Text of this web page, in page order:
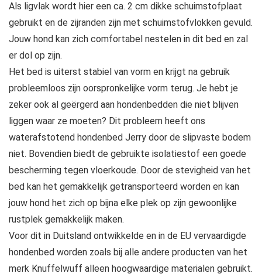
Als ligvlak wordt hier een ca. 2 cm dikke schuimstofplaat
gebruikt en de zijranden zijn met schuimstofvlokken gevuld.
Jouw hond kan zich comfortabel nestelen in dit bed en zal
er dol op zijn.
Het bed is uiterst stabiel van vorm en krijgt na gebruik
probleemloos zijn oorspronkelijke vorm terug. Je hebt je
zeker ook al geërgerd aan hondenbedden die niet blijven
liggen waar ze moeten? Dit probleem heeft ons
waterafstotend hondenbed Jerry door de slipvaste bodem
niet. Bovendien biedt de gebruikte isolatiestof een goede
bescherming tegen vloerkoude. Door de stevigheid van het
bed kan het gemakkelijk getransporteerd worden en kan
jouw hond het zich op bijna elke plek op zijn gewoonlijke
rustplek gemakkelijk maken.
Voor dit in Duitsland ontwikkelde en in de EU vervaardigde
hondenbed worden zoals bij alle andere producten van het
merk Knuffelwuff alleen hoogwaardige materialen gebruikt.